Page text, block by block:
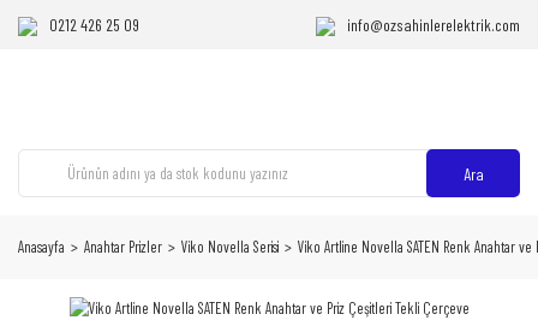
0212 426 25 09 info@ozsahinlerelektrik.com
Ara
Anasayfa Anahtar Prizler Viko Novella Serisi Viko Artline Novella SATEN Renk Anahtar